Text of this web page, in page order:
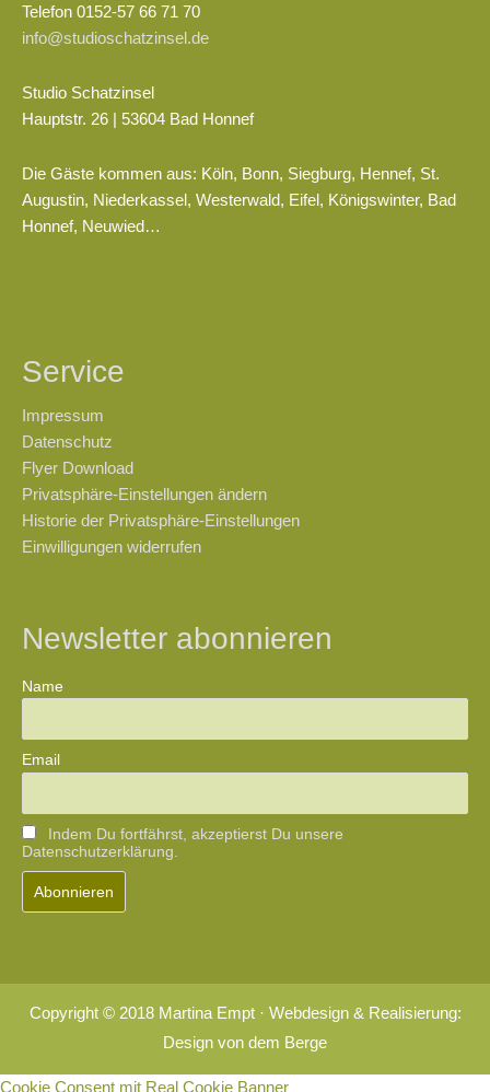
Telefon 0152-57 66 71 70
info@studioschatzinsel.de
Studio Schatzinsel
Hauptstr. 26 | 53604 Bad Honnef
Die Gäste kommen aus: Köln, Bonn, Siegburg, Hennef, St.
Augustin, Niederkassel, Westerwald, Eifel, Königswinter, Bad
Honnef, Neuwied…
Service
Impressum
Datenschutz
Flyer Download
Privatsphäre-Einstellungen ändern
Historie der Privatsphäre-Einstellungen
Einwilligungen widerrufen
Newsletter abonnieren
Name
Email
Indem Du fortfährst, akzeptierst Du unsere
Datenschutzerklärung.
Copyright © 2018 Martina Empt · Webdesign & Realisierung:
Design von dem Berge
Cookie Consent mit Real Cookie Banner